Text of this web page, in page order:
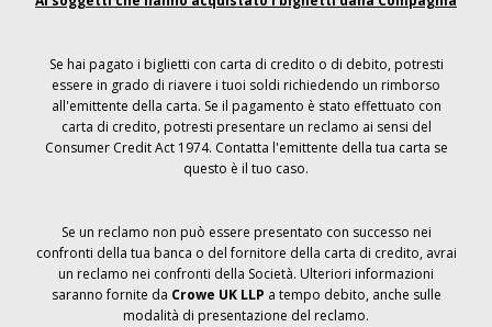
Se hai pagato i biglietti con carta di credito o di debito, potresti
essere in grado di riavere i tuoi soldi richiedendo un rimborso
all'emittente della carta. Se il pagamento è stato effettuato con
carta di credito, potresti presentare un reclamo ai sensi del
Consumer Credit Act 1974. Contatta l'emittente della tua carta se
questo è il tuo caso.
Se un reclamo non può essere presentato con successo nei
confronti della tua banca o del fornitore della carta di credito, avrai
un reclamo nei confronti della Società. Ulteriori informazioni
saranno fornite da Crowe UK LLP a tempo debito, anche sulle
modalità di presentazione del reclamo.